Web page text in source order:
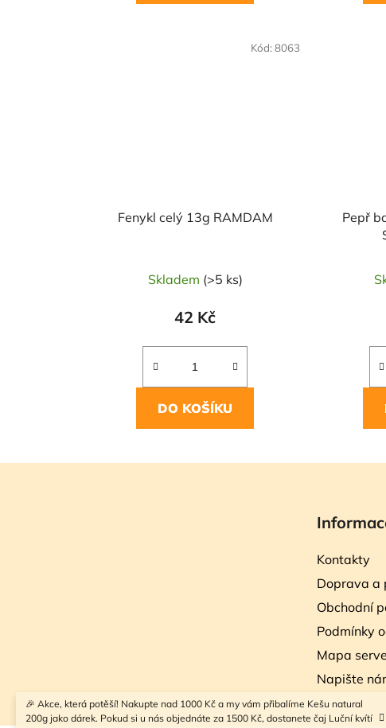
🎉 Akce, která potěší! Nakupte nad 1000 Kč a my vám přibalíme Kešu natural
200g jako dárek. Pokud si u nás objednáte za 1500 Kč, dostanete čaj Luční kvítí
Fenykl celý 13g RAMDAM
Skladem (>5 ks)
42 Kč
DO KOŠÍKU
Kód: 8063
Pepř
Kontakty
Doprava a
Obchodní
Podmínky
Mapa
Napište